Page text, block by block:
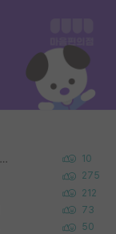
Korea University 수학, 컴퓨터과학 이학사, UC Berkeley 산업공학 대학원 공학박사가 되는 것은 쉽지 않겠죠? 10
275
212
73
50